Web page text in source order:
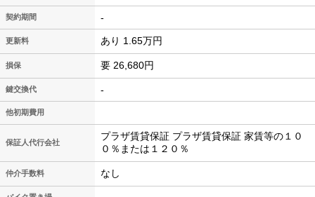
契約期間 -
更新料 あり 1.65万円
損保 要 26,680円
鍵交換代 -
他初期費用
保証人代行会社
プラザ賃貸保証 プラザ賃貸保証 家賃等の１０
０％または１２０％
仲介手数料 なし